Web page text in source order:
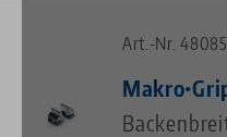
Art.-Nr.